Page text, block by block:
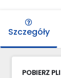
Szczegóły
POBIERZ